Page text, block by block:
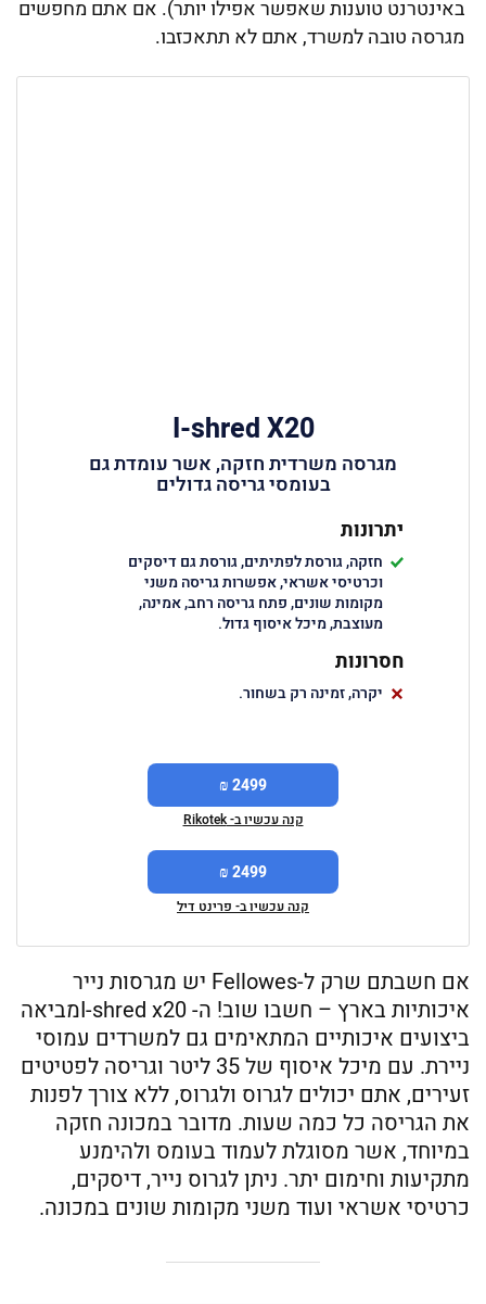
באינטרנט טוענות שאפשר אפילו יותר). אם אתם מחפשים
מגרסה טובה למשרד, אתם לא תתאכזבו.
I-shred X20
מגרסה משרדית חזקה, אשר עומדת גם
בעומסי גריסה גדולים
יתרונות
חזקה, גורסת לפתיתים, גורסת גם דיסקים
וכרטיסי אשראי, אפשרות גריסה משני
מקומות שונים, פתח גריסה רחב, אמינה,
מעוצבת, מיכל איסוף גדול.
חסרונות
יקרה, זמינה רק בשחור.
2499 ₪
קנה עכשיו ב- Rikotek
2499 ₪
קנה עכשיו ב- פרינט דיל
אם חשבתם שרק ל-Fellowes יש מגרסות נייר
איכותיות בארץ – חשבו שוב! ה- I-shred x20מביאה
ביצועים איכותיים המתאימים גם למשרדים עמוסי
ניירת. עם מיכל איסוף של 35 ליטר וגריסה לפטיטים
זעירים, אתם יכולים לגרוס ולגרוס, ללא צורך לפנות
את הגריסה כל כמה שעות. מדובר במכונה חזקה
במיוחד, אשר מסוגלת לעמוד בעומס ולהימנע
מתקיעות וחימום יתר. ניתן לגרוס נייר, דיסקים,
כרטיסי אשראי ועוד משני מקומות שונים במכונה.